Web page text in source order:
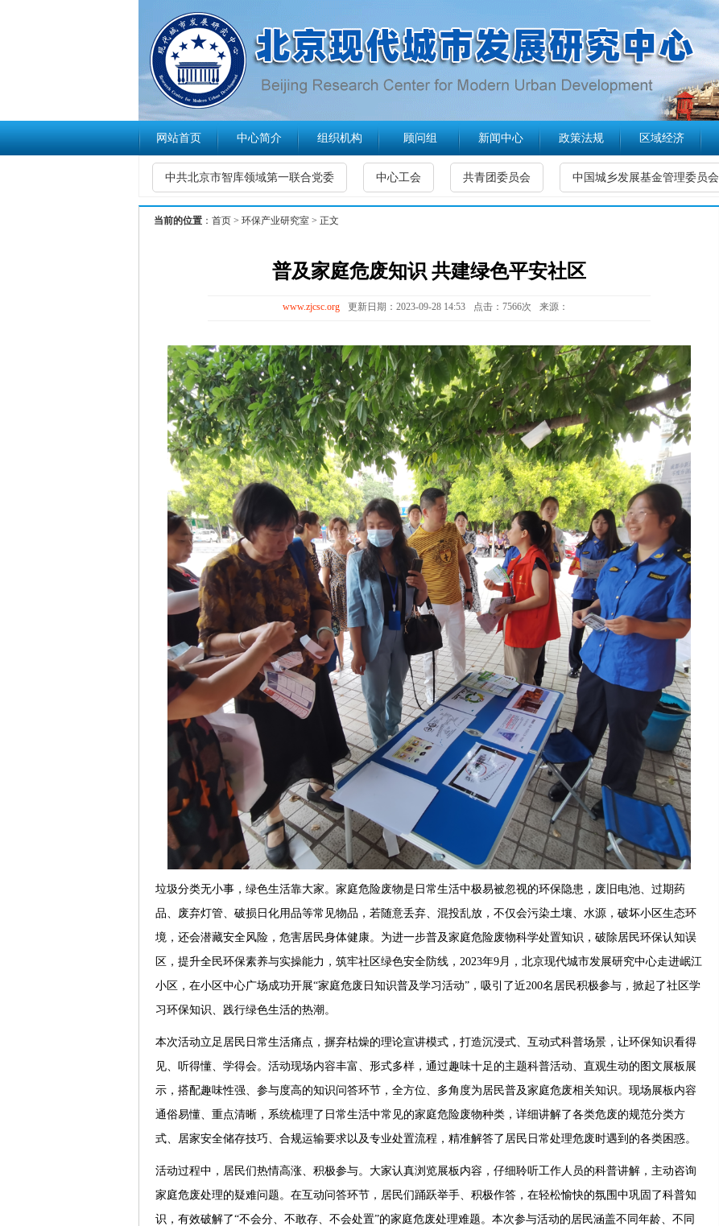
网站首页 中心简介 组织机构 顾问组 新闻中心 政策法规 区域经济
中共北京市智库领域第一联合党委 中心工会 共青团委员会 中国城乡发展基金管理委员会
当前的位置 ： 首页 > 环保产业研究室 > 正文
普及家庭危废知识 共建绿色平安社区
www.zjcsc.org 更新日期：2023-09-28 14:53 点击：7566次 来源：
垃圾分类无小事，绿色生活靠大家。家庭危险废物是日常生活中极易被忽视的环保隐患，废旧电池、过期药
品、废弃灯管、破损日化用品等常见物品，若随意丢弃、混投乱放，不仅会污染土壤、水源，破坏小区生态环
境，还会潜藏安全风险，危害居民身体健康。为进一步普及家庭危险废物科学处置知识，破除居民环保认知误
区，提升全民环保素养与实操能力，筑牢社区绿色安全防线，2023年9月，北京现代城市发展研究中心走进岷江
小区，在小区中心广场成功开展“家庭危废日知识普及学习活动”，吸引了近200名居民积极参与，掀起了社区学
习环保知识、践行绿色生活的热潮。
本次活动立足居民日常生活痛点，摒弃枯燥的理论宣讲模式，打造沉浸式、互动式科普场景，让环保知识看得
见、听得懂、学得会。活动现场内容丰富、形式多样，通过趣味十足的主题科普活动、直观生动的图文展板展
示，搭配趣味性强、参与度高的知识问答环节，全方位、多角度为居民普及家庭危废相关知识。现场展板内容
通俗易懂、重点清晰，系统梳理了日常生活中常见的家庭危险废物种类，详细讲解了各类危废的规范分类方
式、居家安全储存技巧、合规运输要求以及专业处置流程，精准解答了居民日常处理危废时遇到的各类困惑。
活动过程中，居民们热情高涨、积极参与。大家认真浏览展板内容，仔细聆听工作人员的科普讲解，主动咨询
家庭危废处理的疑难问题。在互动问答环节，居民们踊跃举手、积极作答，在轻松愉快的氛围中巩固了科普知
识，有效破解了“不会分、不敢存、不会处置”的家庭危废处理难题。本次参与活动的居民涵盖不同年龄、不同